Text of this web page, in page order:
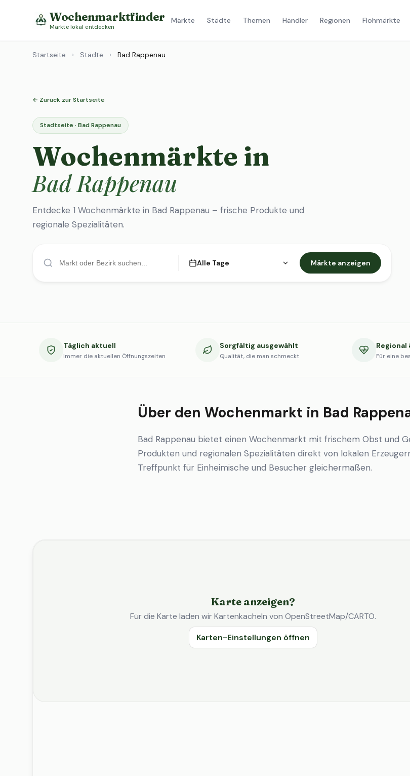
Wochenmarktfinder
Märkte lokal entdecken
Märkte Städte Themen Händler Regionen Flohmärkte
Startseite › Städte › Bad Rappenau
← Zurück zur Startseite
Stadtseite · Bad Rappenau
Wochenmärkte in
Bad Rappenau
Entdecke 1 Wochenmärkte in Bad Rappenau – frische Produkte und
regionale Spezialitäten.
Alle Tage Märkte anzeigen
Täglich aktuell
Immer die aktuellen Öffnungszeiten
Sorgfältig ausgewählt
Qualität, die man schmeckt
Regional
Für eine
Über den Wochenmarkt in Bad
Bad Rappenau bietet einen Wochenmarkt mit frischem Obst und
Produkten und regionalen Spezialitäten direkt von lokalen
Treffpunkt für Einheimische und Besucher gleichermaßen.
Karte anzeigen?
Für die Karte laden wir Kartenkacheln von OpenStreetMap/CARTO.
Karten-Einstellungen öffnen